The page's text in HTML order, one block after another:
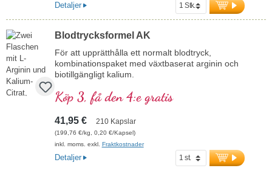
Detaljer
Blodtrycksformel AK
För att upprätthålla ett normalt blodtryck,
kombinationspaket med växtbaserat arginin och
biotillgängligt kalium.
Köp 3, få den 4:e gratis
41,95 € 210 Kapslar
(199,76 €/kg, 0,20 €/Kapsel)
inkl. moms. exkl. Fraktkostnader
Detaljer